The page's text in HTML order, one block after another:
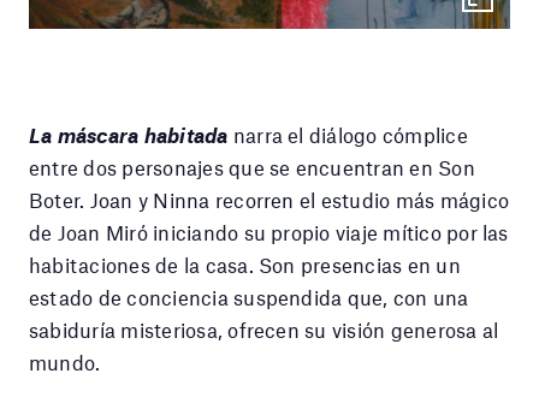
La máscara habitada narra el diálogo cómplice
entre dos personajes que se encuentran en Son
Boter. Joan y Ninna recorren el estudio más mágico
de Joan Miró iniciando su propio viaje mítico por las
habitaciones de la casa. Son presencias en un
estado de conciencia suspendida que, con una
sabiduría misteriosa, ofrecen su visión generosa al
mundo.